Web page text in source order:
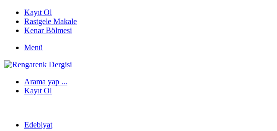
Kayıt Ol
Rastgele Makale
Kenar Bölmesi
Menü
Arama yap ...
Kayıt Ol
Edebiyat